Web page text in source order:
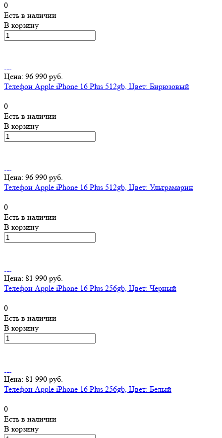
0
Есть в наличии
В корзину
Цена: 96 990 руб.
Телефон Apple iPhone 16 Plus 512gb, Цвет: Бирюзовый
0
Есть в наличии
В корзину
Цена: 96 990 руб.
Телефон Apple iPhone 16 Plus 512gb, Цвет: Ультрамарин
0
Есть в наличии
В корзину
Цена: 81 990 руб.
Телефон Apple iPhone 16 Plus 256gb, Цвет: Черный
0
Есть в наличии
В корзину
Цена: 81 990 руб.
Телефон Apple iPhone 16 Plus 256gb, Цвет: Белый
0
Есть в наличии
В корзину